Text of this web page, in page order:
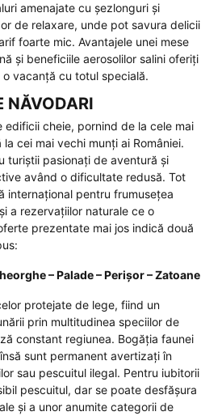
amenajate cu șezlonguri și
de relaxare, unde pot savura delicii
foarte mic. Avantajele unei mese
și beneficiile aerosolilor salini oferiți
vacanță cu totul specială.
NĂVODARI
edificii cheie, pornind de la cele mai
cei mai vechi munți ai României.
turiștii pasionați de aventură și
având o dificultate redusă. Tot
internațional pentru frumusețea
a rezervațiilor naturale ce o
prezentate mai jos indică două
– Palade – Perișor – Zatoane
protejate de lege, fiind un
prin multitudinea speciilor de
constant regiunea. Bogăția faunei
sunt permanent avertizați în
sau pescuitul ilegal. Pentru iubitorii
pescuitul, dar se poate desfășura
și a unor anumite categorii de